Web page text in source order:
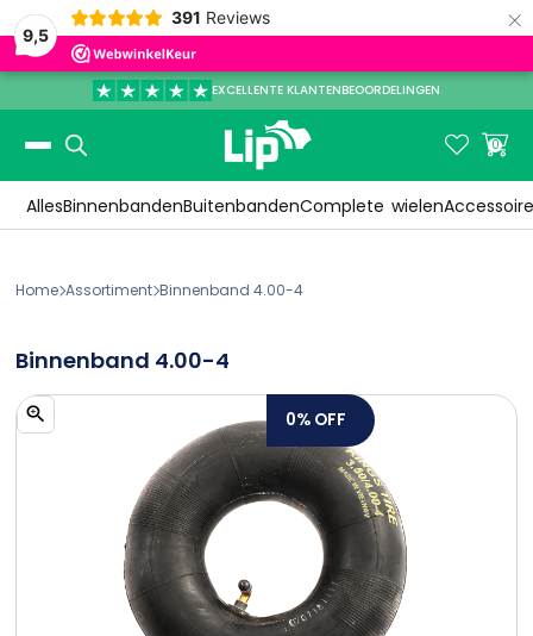
9,5
391 Reviews ×
EXCELLENTE KLANTENBEOORDELINGEN
Slide 3 of 3.
 
0
AllesBinnenbandenBuitenbandenComplete wielen
HomeAssortimentBinnenband 4.00-4
Binnenband 4.00-4
0% OFF